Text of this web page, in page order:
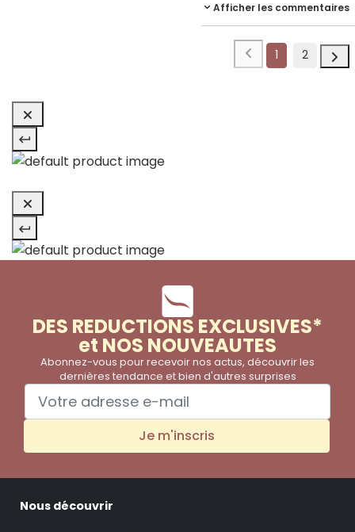
Afficher les commentaires
1 2
DES REDUCTIONS EXCLUSIVES*
et NOS NOUVEAUTES
Abonnez-vous pour recevoir nos actus, découvrir les
dernières tendance et bien d'autres surprises
Je m'inscris
Nous découvrir